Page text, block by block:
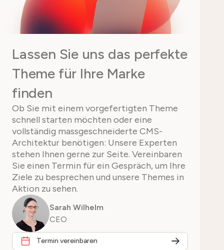
Lassen Sie uns das perfekte
Theme für Ihre Marke
finden
Ob Sie mit einem vorgefertigten Theme
schnell starten möchten oder eine
vollständig massgeschneiderte CMS-
Architektur benötigen: Unsere Experten
stehen Ihnen gerne zur Seite. Vereinbaren
Sie einen Termin für ein Gespräch, um Ihre
Ziele zu besprechen und unsere Themes in
Aktion zu sehen.
Sarah Wilhelm
CEO
Termin vereinbaren